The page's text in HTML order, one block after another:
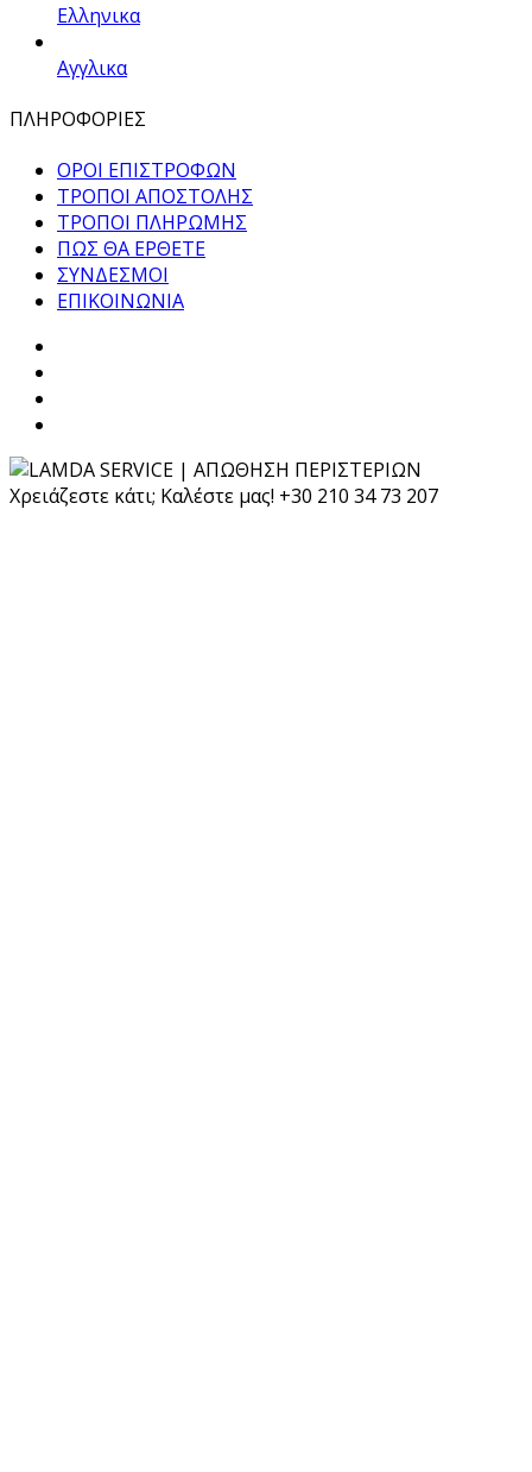
Ελληνικα
Αγγλικα
ΠΛΗΡΟΦΟΡΙΕΣ
ΟΡΟΙ ΕΠΙΣΤΡΟΦΩΝ
ΤΡΟΠΟΙ ΑΠΟΣΤΟΛΗΣ
ΤΡΟΠΟΙ ΠΛΗΡΩΜΗΣ
ΠΩΣ ΘΑ ΕΡΘΕΤΕ
ΣΥΝΔΕΣΜΟΙ
ΕΠΙΚΟΙΝΩΝΙΑ
Χρειάζεστε κάτι; Καλέστε μας! +30 210 34 73 207